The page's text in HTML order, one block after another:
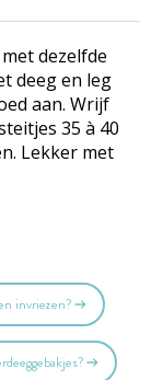
dezelfde
deeg en leg
aan. Wrijf
35 à 40
Lekker met
invriezen?